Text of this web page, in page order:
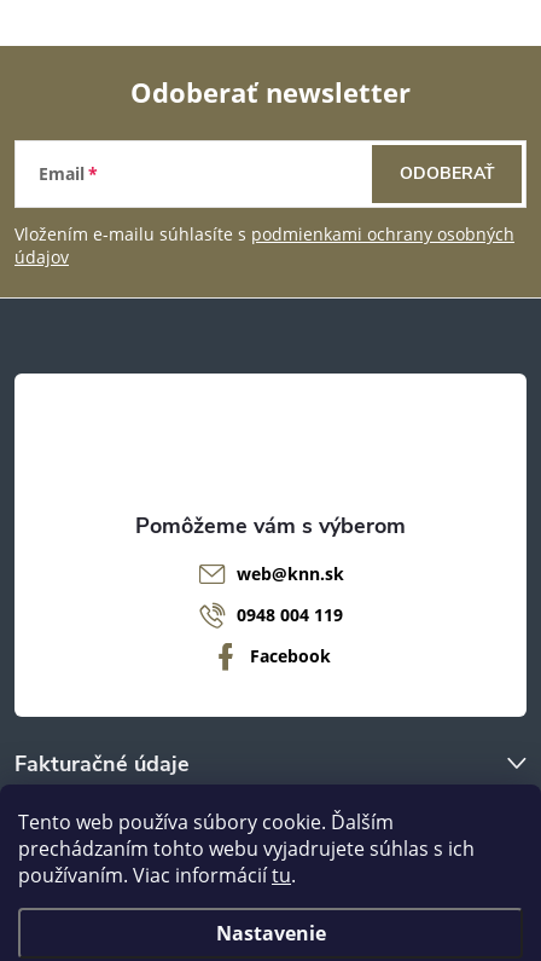
Tento web používa súbory cookie. Ďalším
prechádzaním tohto webu vyjadrujete súhlas s ich
používaním. Viac informáciítu.
Nastavenie
Z
á
p
t
Odoberať newsletter
Email
Vložením e-mailu súhlasíte s podmienkami ochrany osobných
údajov
ODOBERAŤ
Fakturačné údaje
O nákupe
web@knn.sk
0948 004 119
Facebook